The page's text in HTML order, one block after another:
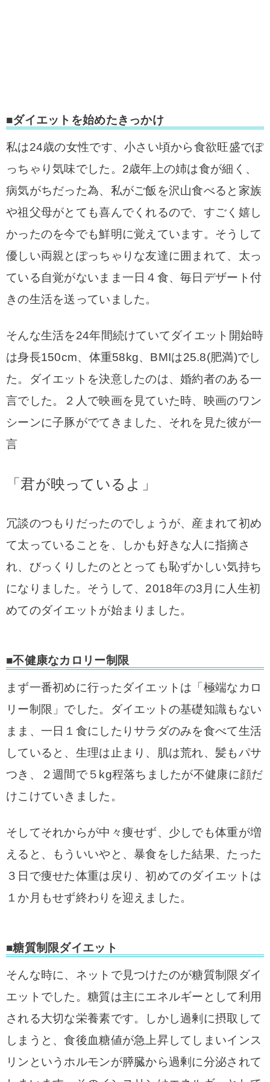
■ダイエットを始めたきっかけ
私は24歳の女性です、小さい頃から食欲旺盛でぽ
っちゃり気味でした。 2歳年上の姉は食が細く、
病気がちだった為、私がご飯を沢山食べると家族
や祖父母がとても喜んでくれるので、すごく嬉し
かったのを今でも鮮明に覚えています。 そうして
優しい両親とぽっちゃりな友達に囲まれて、太っ
ている自覚がないまま一日４食、毎日デザート付
きの生活を送っていました。
そんな生活を24年間続けていてダイエット開始時
は身長150cm、体重58kg、BMIは25.8(肥満)でし
た。
ダイエットを決意したのは、婚約者のある一
言でした。
２人で映画を見ていた時、映画のワン
シーンに子豚がでてきました、それを見た彼が一
言
「君が映っているよ」
冗談のつもりだったのでしょうが、産まれて初め
て太っていることを、
しかも好きな人に指摘さ
れ、びっくりしたのととっても恥ずかしい気持ち
になりました。 そうして、2018年の3月に人生初
めてのダイエットが始まりました。
■不健康なカロリー制限
まず一番初めに行ったダイエットは「極端なカロ
リー制限」でした。
ダイエットの基礎知識もない
まま、一日１食にしたりサラダのみを食べて生活
していると、生理は止まり、肌は荒れ、髪もパサ
つき、２週間で５kg程落ちましたが不健康に顔だ
けこけていきました。
そしてそれからが中々痩せず、少しでも体重が増
えると、
もういいやと、暴食をした結果、たった
３日で痩せた体重は戻り、初めてのダイエットは
１か月もせず終わりを迎えました。
■糖質制限ダイエット
そんな時に、ネットで見つけたのが糖質制限ダイ
エットでした。 糖質は主にエネルギーとして利用
される大切な栄養素です。
しかし過剰に摂取して
しまうと、食後血糖値が急上昇してしまいインス
リンというホルモンが膵臓から過剰に分泌されて